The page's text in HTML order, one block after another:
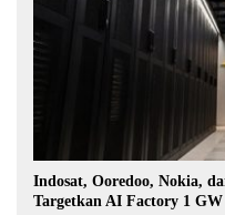
Indosat, Ooredoo, Nokia,
Targetkan AI Factory 1 GW